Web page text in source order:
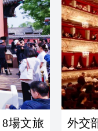
場文旅
外交